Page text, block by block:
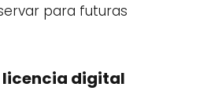
para futuras
licencia digital